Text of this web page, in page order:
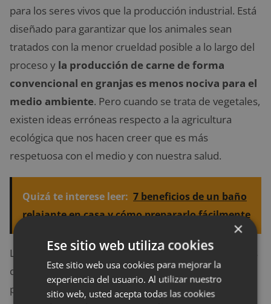
para los seres vivos que la producción industrial. Está
diseñado para garantizar que los animales sean
tratados con la menor crueldad posible a lo largo del
proceso y la producción de carne de forma
convencional en granjas es menos nociva para el
medio ambiente. Pero cuando se trata de vegetales,
existen ideas erróneas respecto a la agricultura
ecológica que nos hacen creer que es más
respetuosa con el medio y con nuestra salud.
Quizá te interese leer: 7 beneficios de un baño
relajante en casa y cómo prepararlo fácilmente
Los alimentos orgánicos están completamente libres
de organismos genéticamente modificados, motivo
por el cual algunasplantas de cultivo orgánico son
×
Ese sitio web utiliza cookies
Este sitio web usa cookies para mejorar la
experiencia del usuario. Al utilizar nuestro
sitio web, usted acepta todas las cookies